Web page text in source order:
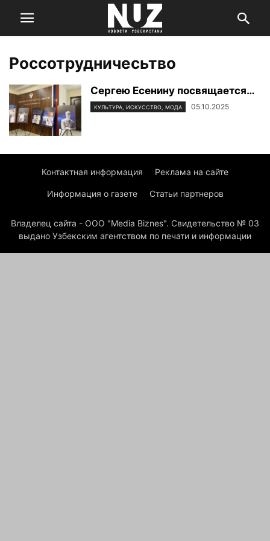
Россотрудничесьтво
Сергею Есенину посвящается…
КУЛЬТУРА, ИСКУССТВО, МОДА 05.10.2025
Контактная информация Реклама на сайте
Информация о газете Статьи партнеров
Владелец сайта - ООО "Media Biznes". Свидетельство № 03
выдано Узбекским агентством по печати и информации